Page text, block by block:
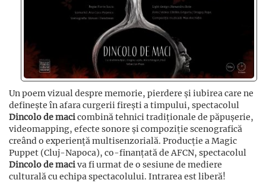
Un poem vizual despre memorie, pierdere și iubirea care ne
definește în afara curgerii firești a timpului, spectacolul
Dincolo de macicombină tehnici tradiționale de păpușerie,
videomapping, efecte sonore și compoziție scenografică
creând o experiență multisenzorială. Producție a Magic
Puppet (Cluj-Napoca), co-finanțată de AFCN, spectacolul
Dincolo de maciva fi urmat de o sesiune de mediere
culturală cu echipa spectacolului. Intrarea est liberă!